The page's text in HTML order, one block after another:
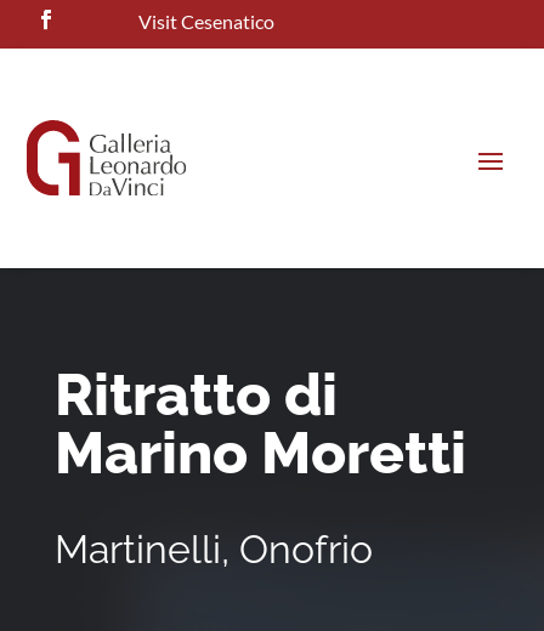
Visit Cesenatico
Ritratto di
Marino Moretti
Martinelli, Onofrio